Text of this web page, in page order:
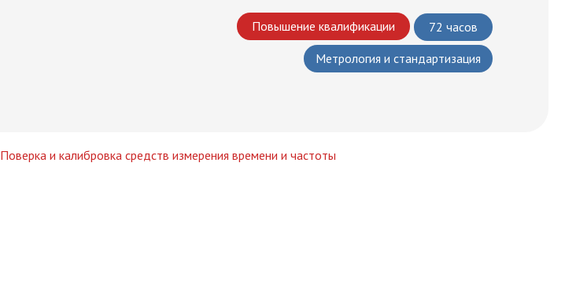
Метрология и стандартизация
Повышение квалификации 72 часов
Поверка и калибровка средств измерения времени и частоты